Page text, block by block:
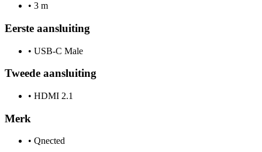
• 3 m
Eerste aansluiting
• USB-C Male
Tweede aansluiting
• HDMI 2.1
Merk
• Qnected